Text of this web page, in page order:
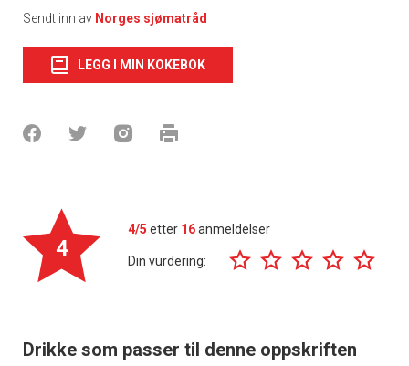
Sendt inn av Norges sjømatråd
LEGG I MIN KOKEBOK
4
4/5 etter 16anmeldelser
Din vurdering:
Drikke som passer til denne oppskriften